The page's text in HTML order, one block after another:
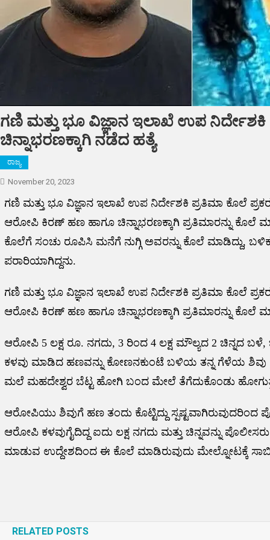
ಗಣಿ ಮತ್ತು ಭೂ ವಿಜ್ಞಾನ ಇಲಾಖೆ ಉಪ
ಚಿನ್ನಾಭರಣಕ್ಕಾಗಿ ನಡೆದ ಹತ್ಯೆ
ರಾಜ್ಯ
November 20, 2023
ಗಣಿ ಮತ್ತು ಭೂ ವಿಜ್ಞಾನ ಇಲಾಖೆ ಉಪ ನಿರ್ದೇಶಕಿ ಪ್ರತಿಮಾ ಕೊಲೆ
ಆರೋಪಿ ಕಿರಣ್ ಹಣ ಹಾಗೂ ಚಿನ್ನಾಭರಣಕ್ಕಾಗಿ ಪ್ರತಿಮಾರನ್ನು ಕೊಲೆ
ಕೊಲೆಗೆ ಸಂಚು ರೂಪಿಸಿ ಮನೆಗೆ ನುಗ್ಗಿ ಅವರನ್ನು ಕೊಲೆ ಮಾಡಿದ್ದು,
ಪರಾರಿಯಾಗಿದ್ದನು.
ಗಣಿ ಮತ್ತು ಭೂ ವಿಜ್ಞಾನ ಇಲಾಖೆ ಉಪ ನಿರ್ದೇಶಕಿ ಪ್ರತಿಮಾ ಕೊಲೆ
ಆರೋಪಿ ಕಿರಣ್ ಹಣ ಹಾಗೂ ಚಿನ್ನಾಭರಣಕ್ಕಾಗಿ ಪ್ರತಿಮಾರನ್ನು ಕೊಲೆ
ಆರೋಪಿ 5 ಲಕ್ಷ ರೂ. ನಗದು, 3 ರಿಂದ 4 ಲಕ್ಷ ಮೌಲ್ಯದ 2 ಚಿನ್ನದ
ಕಳವು ಮಾಡಿದ ಹಣವನ್ನು ಕೋಣನಕುಂಟೆ ಬಳಿಯ ತನ್ನ ಗೆಳೆಯ ಶಿವು
ಮಲೆ ಮಹದೇಶ್ವರ ಬೆಟ್ಟ ಹೋಗಿ ಬಂದ ಮೇಲೆ ತೆಗೆದುಕೊಂಡು
ಆರೋಪಿಯು ಶಿವುಗೆ ಹಣ ತಂದು ಕೊಟ್ಟಿದ್ದು ಸ್ಪಷ್ಟವಾಗಿರುವುದರಿಂದ
ಆರೋಪಿ ಕಳವುಗೈದಿದ್ದ ಐದು ಲಕ್ಷ ನಗದು ಮತ್ತು ಚಿನ್ನವನ್ನು
ಮಾಡುವ ಉದ್ದೇಶದಿಂದ ಈ ಕೊಲೆ ಮಾಡಿರುವುದು ಮೇಲ್ನೋಟಕ್ಕೆ
RELATED POSTS